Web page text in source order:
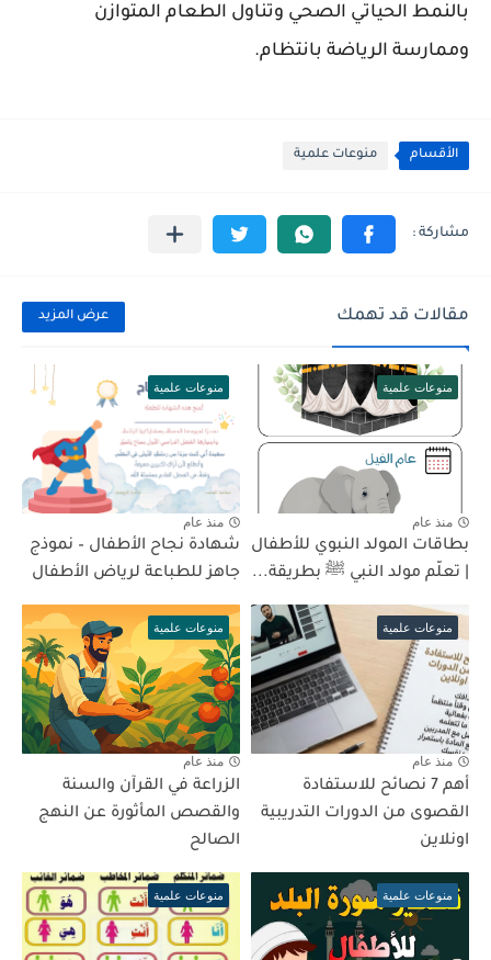
بالنمط الحياتي الصحي وتناول الطعام المتوازن
وممارسة الرياضة بانتظام.
الأقسام منوعات علمية
مقالات قد تهمك عرض المزيد
منوعات علمية
منذ عام
بطاقات المولد النبوي للأطفال
| تعلّم مولد النبي ﷺ بطريقة...
منوعات علمية
منذ عام
شهادة نجاح الأطفال – نموذج
جاهز للطباعة لرياض الأطفال
منوعات علمية
منذ عام
أهم 7 نصائح للاستفادة
القصوى من الدورات التدريبية
اونلاين
منوعات علمية
منذ عام
الزراعة في القرآن والسنة
والقصص المأثورة عن النهج
الصالح
منوعات علمية منوعات علمية